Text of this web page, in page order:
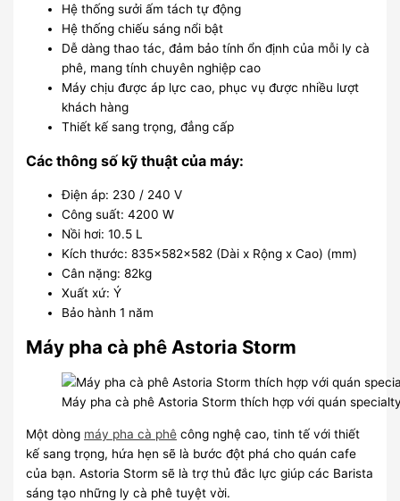
Hệ thống sưởi ấm tách tự động
Hệ thống chiếu sáng nổi bật
Dễ dàng thao tác, đảm bảo tính ổn định của mỗi ly cà
phê, mang tính chuyên nghiệp cao
Máy chịu được áp lực cao, phục vụ được nhiều lượt
khách hàng
Thiết kế sang trọng, đẳng cấp
Các thông số kỹ thuật của máy:
Điện áp: 230 / 240 V
Công suất: 4200 W
Nồi hơi: 10.5 L
Kích thước: 835x582x582 (Dài x Rộng x Cao) (mm)
Cân nặng: 82kg
Xuất xứ: Ý
Bảo hành 1 năm
Máy pha cà phê Astoria Storm
Máy pha cà phê Astoria Storm thích hợp với quán
Một dòng máy pha cà phê công nghệ cao, tinh tế với thiết
kế sang trọng, hứa hẹn sẽ là bước đột phá cho quán cafe
của bạn. Astoria Storm sẽ là trợ thủ đắc lực giúp các Barista
sáng tạo những ly cà phê tuyệt vời.